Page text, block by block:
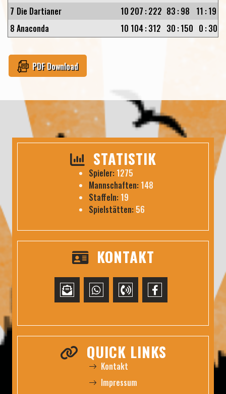
7 Die Dartianer 10 207 :222 83 :98 11 :19
8 Anaconda 10 104:312 30 :150 0 :30
PDF Download
STATISTIK
Spieler: 1275
Mannschaften: 148
Staffeln: 19
Spielstätten: 56
KONTAKT
QUICK LINKS
Kontakt
Impressum